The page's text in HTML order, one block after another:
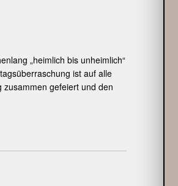
„heimlich bis unheimlich“
ist auf alle
gefeiert und den